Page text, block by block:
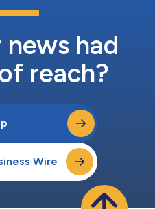
MOGAS的成功——不仅是作为
公司始终秉承其最初的商业
had
reach?
Wire